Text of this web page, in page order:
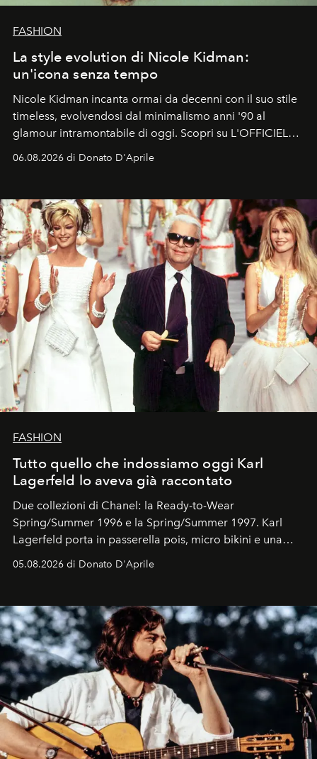
FASHION
La style evolution di Nicole Kidman:
un'icona senza tempo
Nicole Kidman incanta ormai da decenni con il suo stile
timeless, evolvendosi dal minimalismo anni '90 al
glamour intramontabile di oggi. Scopri su L'OFFICIEL
Italia la sua style evolution.
06.08.2026 di Donato D'Aprile
FASHION
Tutto quello che indossiamo oggi Karl
Lagerfeld lo aveva già raccontato
Due collezioni di Chanel: la Ready-to-Wear
Spring/Summer 1996 e la Spring/Summer 1997. Karl
Lagerfeld porta in passerella pois, micro bikini e una
logomania pensata per la spiaggia
Kate, Claudia e Carla una dietro l'altra. Trent'anni dopo,
uno dei documenti più contemporanei che abbiamo.
05.08.2026 di Donato D'Aprile